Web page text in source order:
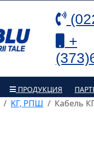
+
ПРОДУКЦИЯ
KГ, РПШ Кабель